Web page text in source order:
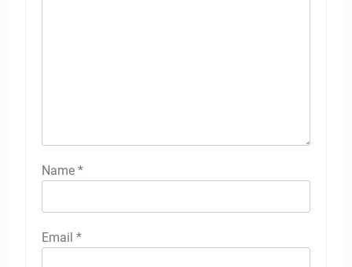
Name *
Email *